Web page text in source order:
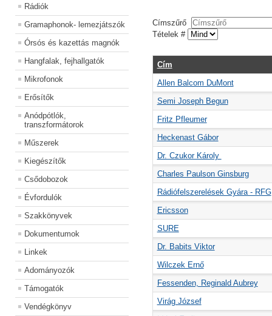
Rádiók
Gramaphonok- lemezjátszók
Órsós és kazettás magnók
Hangfalak, fejhallgatók
Mikrofonok
Erősítők
Anódpótlók,
transzformátorok
Műszerek
Kiegészítők
Csődobozok
Évfordulók
Szakkönyvek
Dokumentumok
Linkek
Adományozók
Támogatók
Vendégkönyv
Címszűrő
Tételek #
Cím
Allen Balcom DuMont
Semi Joseph Begun
Fritz Pfleumer
Heckenast Gábor
Dr. Czukor Károly
Charles Paulson Ginsburg
Rádiófelszerelések Gyára - RFG
Ericsson
SURE
Dr. Babits Viktor
Wilczek Ernő
Fessenden, Reginald Aubrey
Virág József